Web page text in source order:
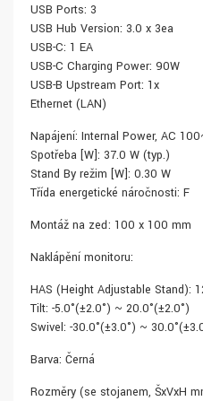
USB Ports: 3
USB Hub Version: 3.0 x 3ea
USB-C: 1 EA
USB-C Charging Power: 90W
USB-B Upstream Port: 1x
Ethernet (LAN)
Napájení: Internal Power, AC
Spotřeba [W]: 37.0 W (typ.)
Stand By režim [W]: 0.30 W
Třída energetické náročnosti: F
Montáž na zeď: 100 x 100 mm
Naklápění monitoru:
HAS (Height Adjustable Stand):
Tilt: -5.0°(±2.0°) ~ 20.0°(±2.0°)
Swivel: -30.0°(±3.0°) ~
Barva: Černá
Rozměry (se stojanem, ŠxVxH